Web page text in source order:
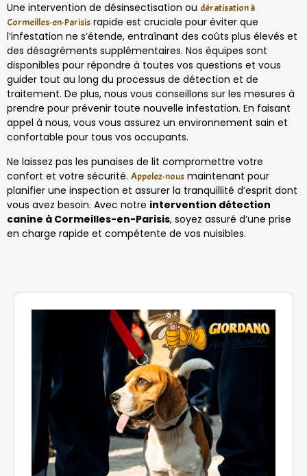
Une intervention de désinsectisation ou dératisation à
Cormeilles-en-Parisis rapide est cruciale pour éviter que
l’infestation ne s’étende, entraînant des coûts plus élevés et
des désagréments supplémentaires. Nos équipes sont
disponibles pour répondre à toutes vos questions et vous
guider tout au long du processus de détection et de
traitement. De plus, nous vous conseillons sur les mesures à
prendre pour prévenir toute nouvelle infestation. En faisant
appel à nous, vous vous assurez un environnement sain et
confortable pour tous vos occupants.
Ne laissez pas les punaises de lit compromettre votre
confort et votre sécurité. Appelez-nous maintenant pour
planifier une inspection et assurer la tranquillité d’esprit dont
vous avez besoin. Avec notre intervention détection
canine à Cormeilles-en-Parisis, soyez assuré d’une prise
en charge rapide et compétente de vos nuisibles.